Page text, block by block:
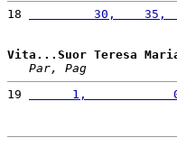
18
30,    35,
Vita...Suor Teresa
Par, Pag
19
1,